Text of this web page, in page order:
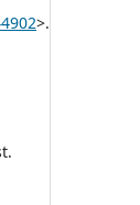
>.